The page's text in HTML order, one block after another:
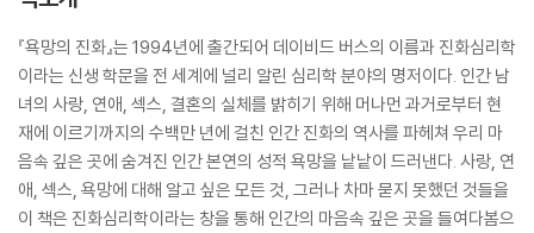
『욕망의 진화』는 1994년에 출간되어 데이비드 버스의 이름과 진화심리학
이라는 신생 학문을 전 세계에 널리 알린 심리학 분야의 명저이다. 인간 남
녀의 사랑, 연애, 섹스, 결혼의 실체를 밝히기 위해 머나먼 과거로부터 현
재에 이르기까지의 수백만 년에 걸친 인간 진화의 역사를 파헤쳐 우리 마
음속 깊은 곳에 숨겨진 인간 본연의 성적 욕망을 낱낱이 드러낸다. 사랑, 연
애, 섹스, 욕망에 대해 알고 싶은 모든 것, 그러나 차마 묻지 못했던 것들을
이 책은 진화심리학이라는 창을 통해 인간의 마음속 깊은 곳을 들여다봄으